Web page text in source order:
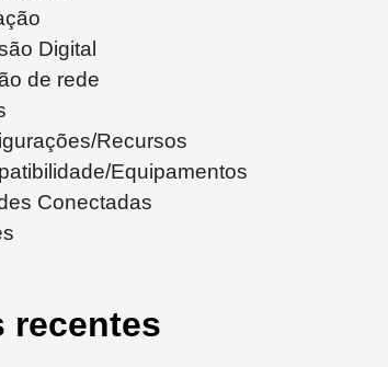
Digital
de rede
Recursos
Equipamentos
Conectadas
recentes